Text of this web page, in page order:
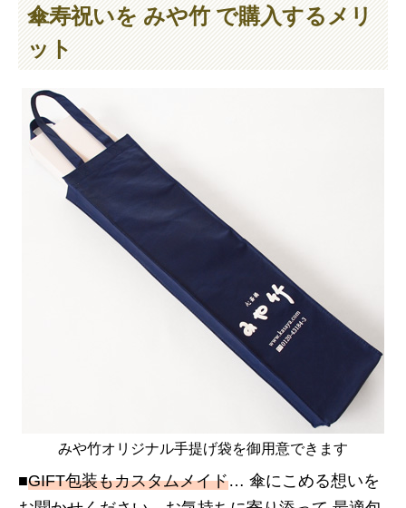
傘寿祝いを みや竹 で購入するメリ
ット
みや竹オリジナル手提げ袋を御用意できます
■GIFT包装もカスタムメイド… 傘にこめる想いを